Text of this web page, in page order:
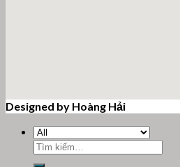
Designed by Hoàng Hải
Tìm
kiếm: